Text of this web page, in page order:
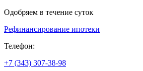
Одобряем в течение суток
Рефинансирование ипотеки
Телефон:
+7 (343) 307-38-98